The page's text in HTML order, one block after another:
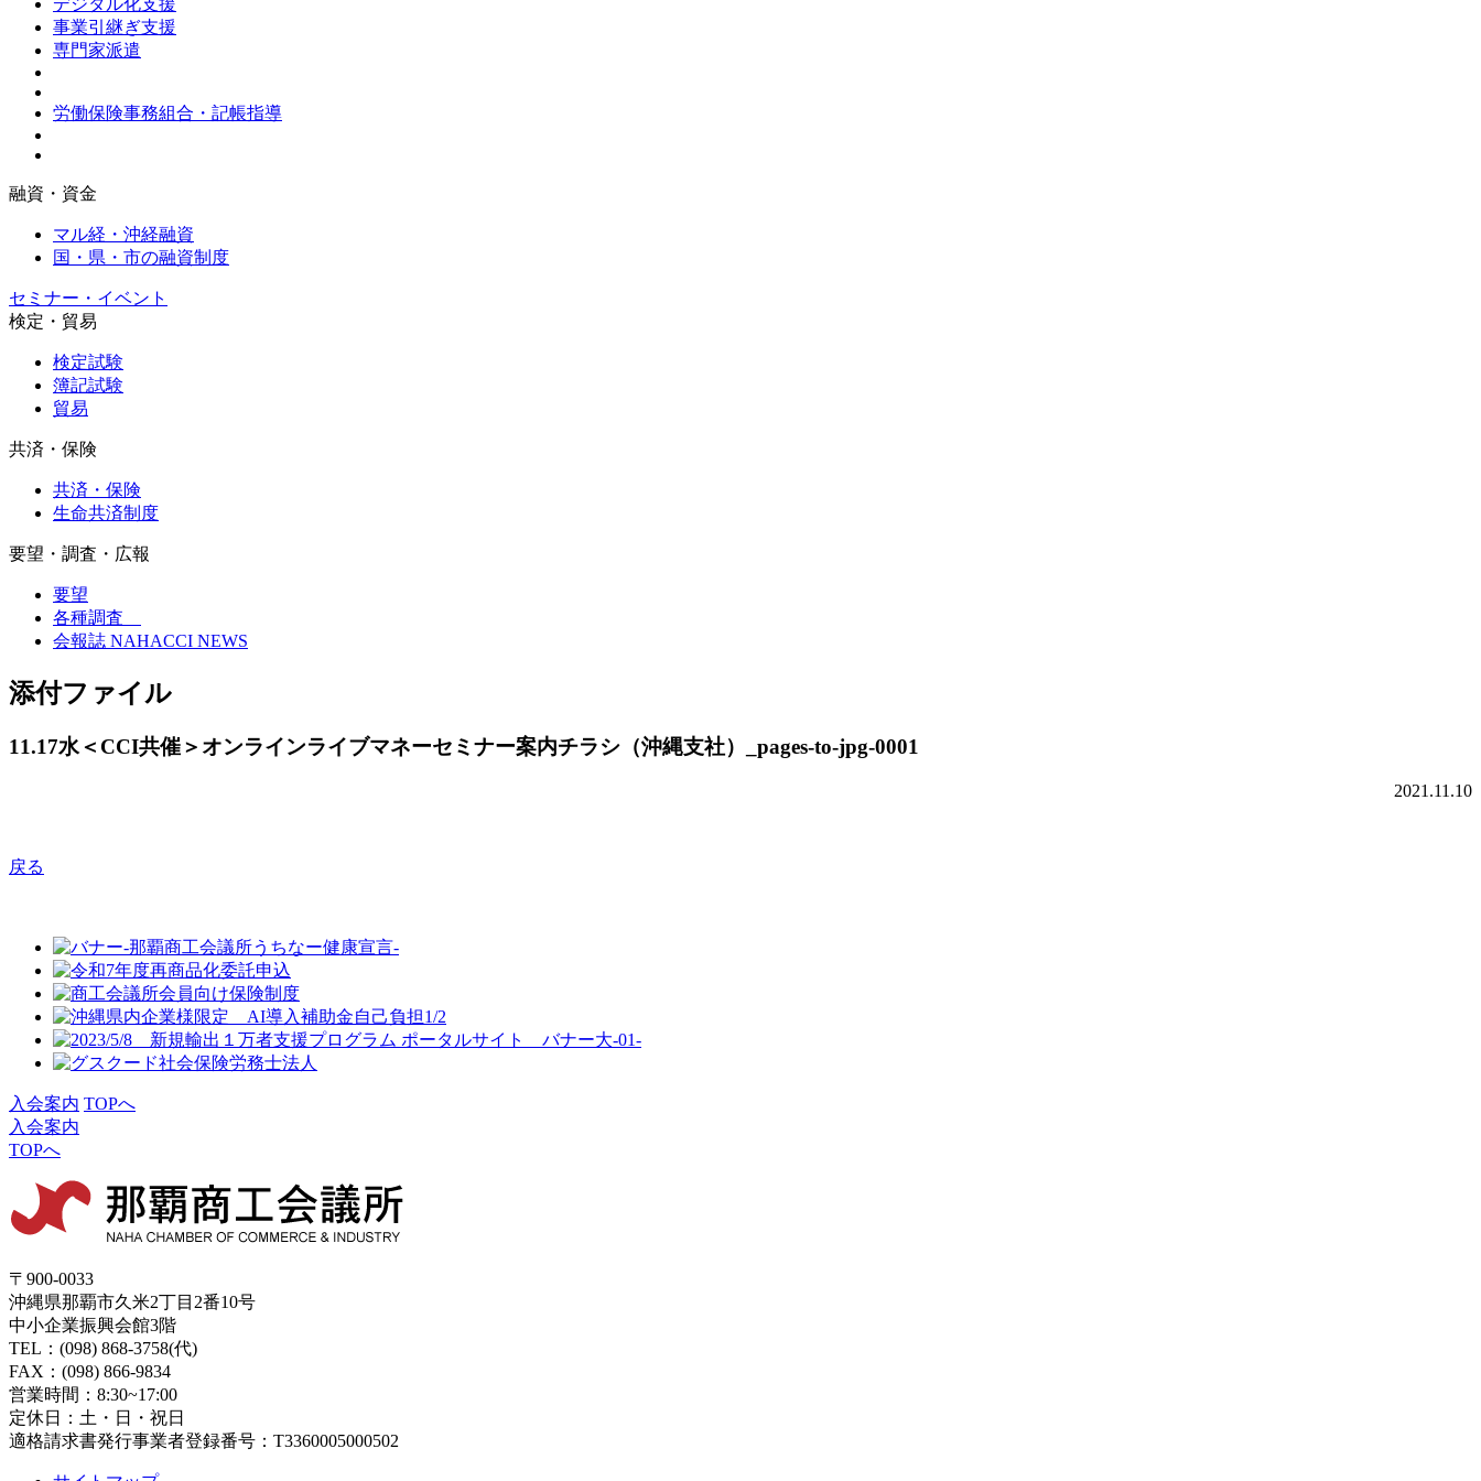
事業引継ぎ支援
専門家派遣
労働保険事務組合・記帳指導
融資・資金
マル経・沖経融資
国・県・市の融資制度
セミナー・イベント
検定・貿易
検定試験
簿記試験
貿易
共済・保険
共済・保険
生命共済制度
要望・調査・広報
要望
各種調査
会報誌 NAHACCI NEWS
添付ファイル
11.17水＜CCI共催＞オンラインライブマネーセミナー案内チラシ（沖縄支社）_pages-to-jpg-0001
2021.11.10
戻る
入会案内 TOPへ
入会案内
TOPへ
〒900-0033
沖縄県那覇市久米2丁目2番10号
中小企業振興会館3階
TEL：(098) 868-3758(代)
FAX：(098) 866-9834
営業時間：8:30~17:00
定休日：土・日・祝日
適格請求書発行事業者登録番号：T3360005000502